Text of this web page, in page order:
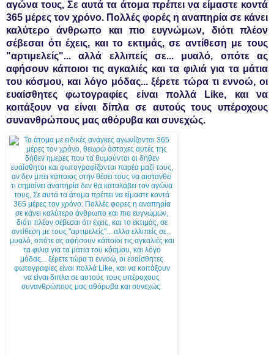
αγώνα τους, Σε αυτά τα άτομα πρέπει να είμαστε κοντά
365 μέρες τον χρόνο. Πολλές φορές η αναπηρία σε κάνει
καλύτερο άνθρωπο και πιο ευγνώμων, διότι πλέον
σέβεσαι ότι έχεις, και το εκτιμάς, σε αντίθεση με τους
"αρτιμελείς"... αλλά ελλιπείς σε... μυαλό, οπότε ας
αφήσουν κάποιοι τις αγκαλιές και τα φιλιά για τα μάτια
του κόσμου, και λόγο μόδας... ξέρετε τώρα τι εννοώ, οι
ευαίσθητες φωτογραφίες είναι πολλά Like, και να
κοιτάξουν να είναι δίπλα σε αυτούς τους υπέροχους
συνανθρώπους μας αθόρυβα και συνεχώς.